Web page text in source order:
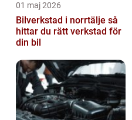
01 maj 2026
Bilverkstad i norrtälje så
hittar du rätt verkstad för
din bil